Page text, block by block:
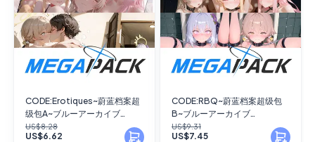
CODE:Erotiques~蔚蓝档案超
级包A~ブルーアーカイブ
MEGAPACK A
US$8.28
US$6.62
CODE:RBQ~蔚蓝档案超级包
B~ブルーアーカイブ
MEGAPACK B
US$9.31
US$7.45